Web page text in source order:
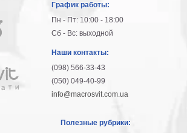
График работы:
Пн - Пт: 10:00 - 18:00
Сб - Вс: выходной
Наши контакты:
(098) 566-33-43
(050) 049-40-99
info@macrosvit.com.ua
Полезные рубрики: